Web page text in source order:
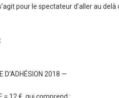
pour le spectateur d’aller au
D’ADHÉSION 2018 —